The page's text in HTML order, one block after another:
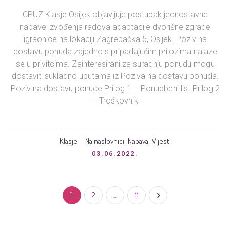
CPUZ Klasje Osijek objavljuje postupak jednostavne
nabave izvođenja radova adaptacije dvorišne zgrade
igraonice na lokaciji Zagrebačka 5, Osijek. Poziv na
dostavu ponuda zajedno s pripadajućim prilozima nalaze
se u privitcima. Zainteresirani za suradnju ponudu mogu
dostaviti sukladno uputama iz Poziva na dostavu ponuda.
Poziv na dostavu ponude Prilog 1 – Ponudbeni list Prilog 2
– Troškovnik
Klasje Na naslovnici Nabava Vijesti
03.06.2022.
1 2 11